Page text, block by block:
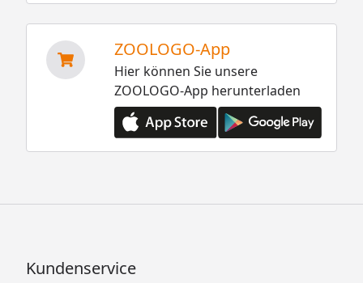
ZOOLOGO-App
Hier können Sie unsere
ZOOLOGO-App herunterladen
Kundenservice